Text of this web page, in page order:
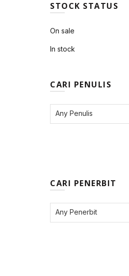
STOCK STATUS
On sale
In stock
CARI PENULIS
CARI PENERBIT